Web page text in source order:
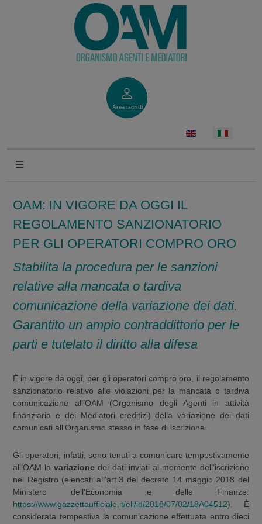
Area iscritti
OAM: IN VIGORE DA OGGI IL
REGOLAMENTO SANZIONATORIO
PER GLI OPERATORI COMPRO ORO
Stabilita la procedura per le sanzioni
relative alla mancata o tardiva
comunicazione della variazione dei dati.
Garantito un ampio contraddittorio per le
parti e tutelato il diritto alla difesa
È in vigore da oggi, per gli operatori compro oro, il regolamento
sanzionatorio relativo alle violazioni per la mancata o tardiva
comunicazione all’OAM (Organismo degli Agenti in attività
finanziaria e dei Mediatori creditizi) della variazione dei dati
comunicati all’Organismo stesso in fase di iscrizione.
Gli operatori, infatti, sono tenuti a comunicare tempestivamente
all’OAM lavariazione dei dati inviati al momento dell’iscrizione
nel Registro (elencati all'art.3 del decreto 14 maggio 2018 del
Ministero dell'Economia e delle Finanze:
https://www.gazzettaufficiale.it/eli/id/2018/07/02/18A04512). È
considerata tempestiva la comunicazione effettuata entro dieci